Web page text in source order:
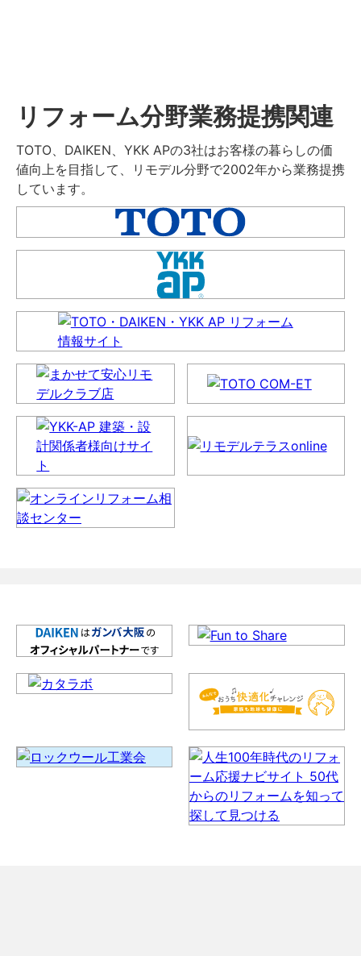
リフォーム分野業務提携関連
TOTO、DAIKEN、YKK APの3社はお客様の暮らしの価
値向上を目指して、リモデル分野で2002年から業務提携
しています。